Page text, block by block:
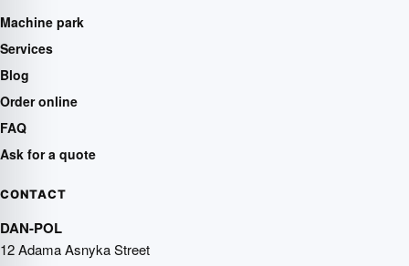
Machine park
Services
Blog
Order online
FAQ
Ask for a quote
CONTACT
DAN-POL
12 Adama Asnyka Street